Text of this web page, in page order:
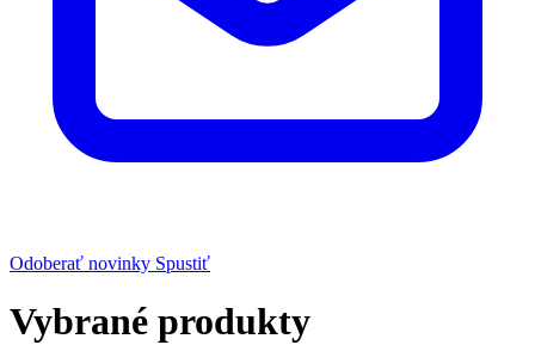
Odoberať novinky Spustiť
Vybrané produkty